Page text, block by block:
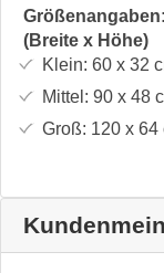
Größenangaben:
(Breite x Höhe)
Klein: 60 x 32
Mittel: 90 x 48
Groß: 120 x 64